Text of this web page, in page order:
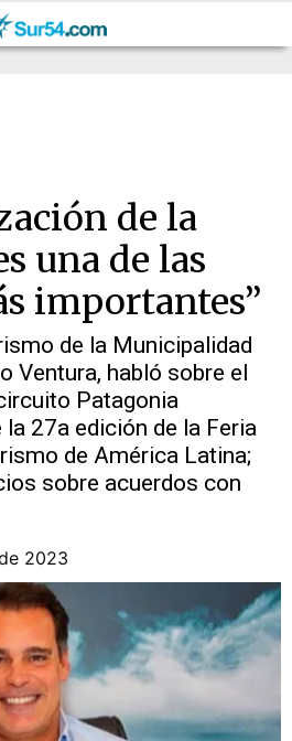
de la
una de las
importantes”
de la Municipalidad
Ventura, habló sobre el
Patagonia
27a edición de la Feria
de América Latina;
sobre acuerdos con
2023